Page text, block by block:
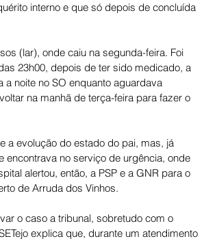
interno e que só depois de concluída
(lar), onde caiu na segunda-feira. Foi
23h00, depois de ter sido medicado, a
noite no SO enquanto aguardava
na manhã de terça-feira para fazer o
a evolução do estado do pai, mas, já
encontrava no serviço de urgência, onde
alertou, então, a PSP e a GNR para o
de Arruda dos Vinhos.
o caso a tribunal, sobretudo com o
explica que, durante um atendimento